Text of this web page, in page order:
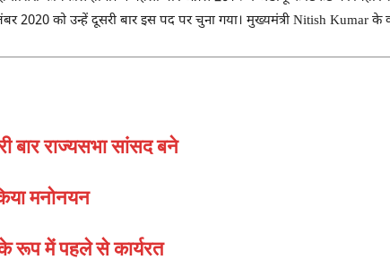
2020 को उन्हें दूसरी बार इस पद पर चुना गया। मुख्यमंत्री Nitish Kumar के
बार राज्यसभा सांसद बने
मनोनयन
रूप में पहले से कार्यरत